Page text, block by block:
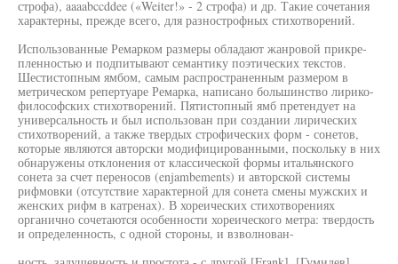
строфа), aaaabccddee («Weiter!» - 2 строфа) и др. Такие сочетания
характерны, прежде всего, для разнострофных стихотворений.
Использованные Ремарком размеры обладают жанровой прикре-
пленностью и подпитывают семантику поэтических текстов.
Шестистопным ямбом, самым распространенным размером в
метрическом репертуаре Ремарка, написано большинство лирико-
философских стихотворений. Пятистопный ямб претендует на
универсальность и был использован при создании лирических
стихотворений, а также твердых строфических форм - сонетов,
которые являются авторски модифицированными, поскольку в них
обнаружены отклонения от классической формы итальянского
сонета за счет переносов (enjambements) и авторской системы
рифмовки (отсутствие характерной для сонета смены мужских и
женских рифм в катренах). В хореических стихотворениях
органично сочетаются особенности хореического метра: твердость
и определенность, с одной стороны, и взволнован-